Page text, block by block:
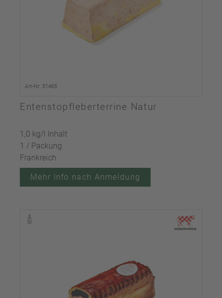
Art-Nr. 31465
Entenstopfleberterrine Natur
1,0 kg/l Inhalt
1 / Packung
Frankreich
Mehr Info nach Anmeldung